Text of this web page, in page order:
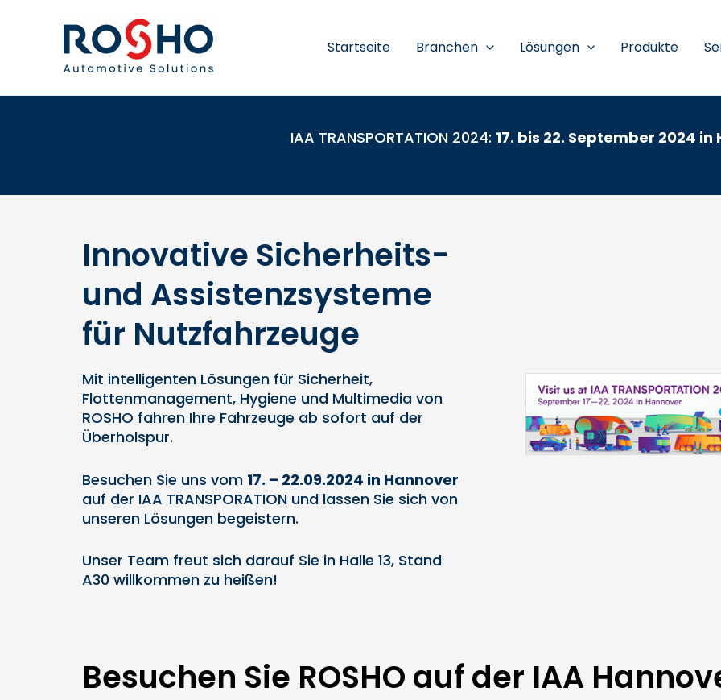
Startseite Branchen Lösungen Produkte
IAA TRANSPORTATION 2024: 17. bis 22. September 2024 in
Innovative Sicherheits-
und Assistenzsysteme
für Nutzfahrzeuge
Mit intelligenten Lösungen für Sicherheit,
Flottenmanagement, Hygiene und Multimedia von
ROSHO fahren Ihre Fahrzeuge ab sofort auf der
Überholspur.
Besuchen Sie uns vom 17. – 22.09.2024 in Hannover
auf der IAA TRANSPORATION und lassen Sie sich von
unseren Lösungen begeistern.
Unser Team freut sich darauf Sie in Halle 13, Stand
A30 willkommen zu heißen!
Besuchen Sie ROSHO auf der IAA